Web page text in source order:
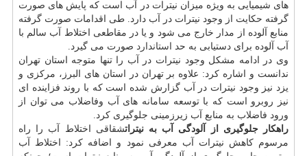
های شیمیایی به ویژه میزان نیترات در آب است كه پایش های صورت
گرفته حكایت از وجود نیترات در آب دارد. طی اقدامات صورت گرفته
منابع آلوده از مدار خارج می شود و یا در مقاطعی اختلاط آب سالم با
آب آلوده برای دستیابی به حد استاندارد صورت می گیرد.
وی در ادامه مشكل وجود نیترات در آب را تنها متوجه استان تهران
ندانست و اشاره كرد: علاوه بر تهران در استان های البرز، مركزی و
یزد نیز وجود نیترات در آب گزارش شده است كه با روند فزاینده ای
نیز روبرو است كه با توسعه سامانه های آب وفاضلاب می توان از
ورود فاضلاب به منابع آب زیرزمینی جلوگیری كرد.
راهكار جلوگیری از آلودگی آب به نیتراتشقاقی اختلاط آب را راه
مرسوم كاهش نیترات آب معرفی نمود و اضافه كرد: اختلاط آب